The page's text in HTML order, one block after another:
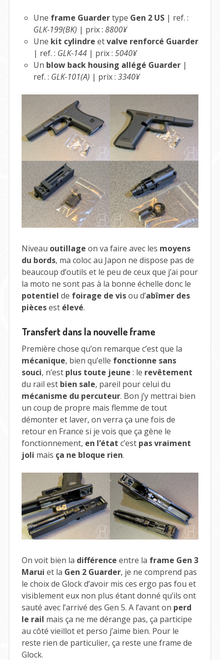
Une frame Guardertype Gen 2 US| ref. :
GLK-199(BK) | prix : 8800¥
Une kit cylindre etvalve renforcé Guarder
| ref. : GLK-144| prix : 5040¥
Un blow back housing allégé Guarder|
ref. : GLK-101(A) | prix : 3340¥
Niveau outillage on va faire avec les moyens
du bords, ma coloc au Japon ne dispose pas de
beaucoup d’outils et le peu de ceux que j’ai pour
la moto ne sont pas à la bonne échelle donc le
potentiel de foirage de visou d’abîmer des
piècesest élevé.
Transfert dans la nouvelle frame
Première chose qu’on remarque c’est que la
mécanique, bien qu’elle fonctionne sans
souci, n’est plus toute jeune : le revêtement
du rail est bien sale, pareil pour celui du
mécanisme du percuteur. Bon j’y mettrai bien
un coup de propre mais flemme de tout
démonter et laver, on verra ça une fois de
retour en France si je vois que ça gène le
fonctionnement, en l’état c’est pas vraiment
joli mais ça ne bloque rien.
On voit bien la différence entre la frame Gen 3
Marui et la Gen 2 Guarder, je ne comprend pas
le choix de Glock d’avoir mis ces ergo pas fou et
visiblement eux non plus étant donné qu’ils ont
sauté avec l’arrivé des Gen 5. A l’avant on perd
le rail mais ça ne me dérange pas, ça participe
au côté vieillot et perso j’aime bien. Pour le
reste rien de particulier, ça reste une frame de
Glock.